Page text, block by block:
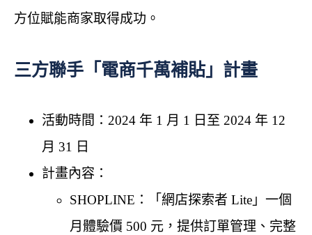
方位賦能商家取得成功。
三方聯手「電商千萬補貼」計畫
活動時間：2024 年 1 月 1 日至 2024 年 12
月 31 日
計畫內容：
SHOPLINE：「網店探索者 Lite」一個
月體驗價 500 元，提供訂單管理、完整